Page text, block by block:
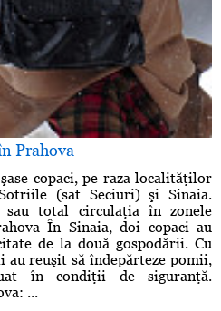
Prahova
copaci, pe raza localităţilor
(sat Seciuri) şi Sinaia.
total circulaţia în zonele
În Sinaia, doi copaci au
de la două gospodării. Cu
reuşit să îndepărteze pomii,
în condiţii de siguranţă.
...